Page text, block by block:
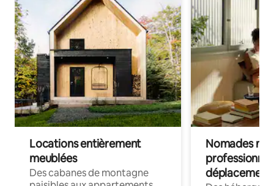
Locations entièrement
meublées
Des cabanes de montagne
Nomades
déplacement